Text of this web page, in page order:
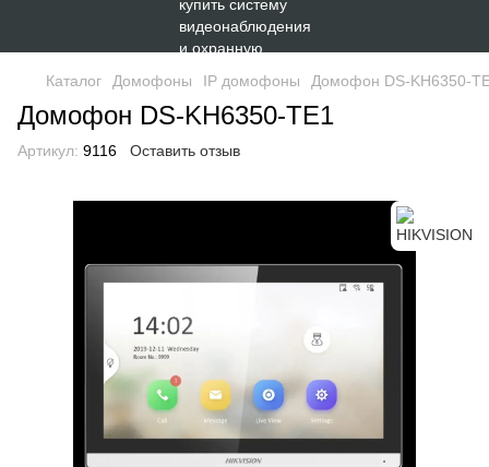
Каталог Домофоны IP домофоны Домофон DS-KH6350-
Домофон DS-KH6350-TE1
Артикул: 9116 Оставить отзыв